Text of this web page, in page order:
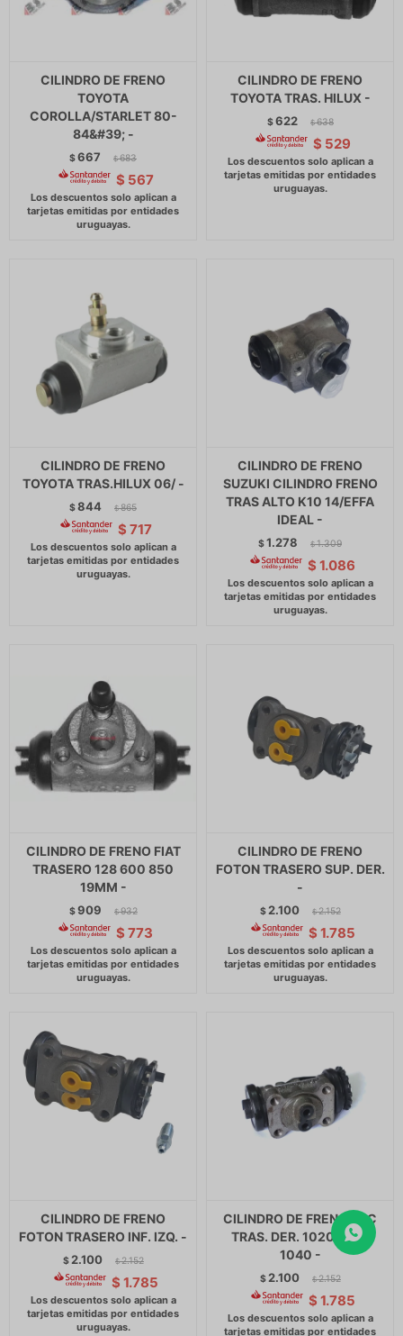
CILINDRO DE FRENO
TOYOTA
COROLLA/STARLET 80-
84&#39; -
$667 $ 683
$ 567
CILINDRO DE FRENO
TOYOTA TRAS. HILUX -
$622 $ 638
$ 529
CILINDRO DE FRENO
TOYOTA TRAS.HILUX 06/ -
$844 $ 865
$ 717
CILINDRO DE FRENO
SUZUKI CILINDRO FRENO
TRAS ALTO K10 14/EFFA
IDEAL -
$1.278 $ 1.309
$ 1.086
CILINDRO DE FRENO FIAT
TRASERO 128 600 850
19MM -
$909 $ 932
$ 773
CILINDRO DE FRENO
FOTON TRASERO SUP. DER.
-
$ 2.100 $ 2.152
$ 1.785
CILINDRO DE FRENO
FOTON TRASERO INF. IZQ. -
$ 2.100 $ 2.152
$ 1.785
CILINDRO DE FRENO JAC
TRAS. DER. 1020 1035
1040 -
$ 2.100 $ 2.152
$ 1.785